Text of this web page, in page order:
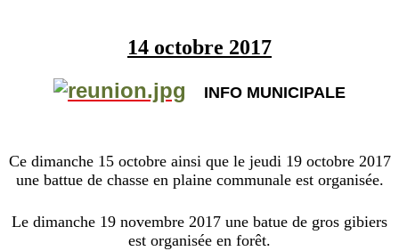
14 octobre 2017
INFO MUNICIPALE
Ce dimanche 15 octobre ainsi que le jeudi 19 octobre 2017
une battue de chasse en plaine communale est organisée.
Le dimanche 19 novembre 2017 une batue de gros gibiers
est organisée en forêt.